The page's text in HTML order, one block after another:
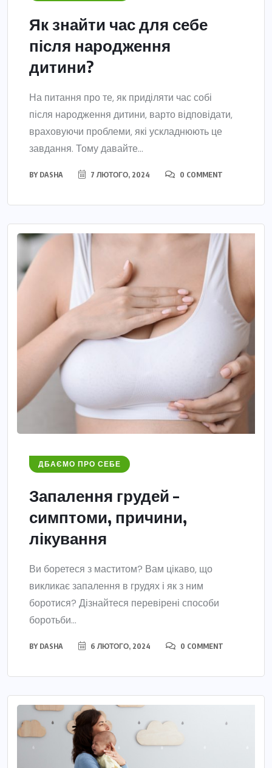
Як знайти час для себе
після народження
дитини?
На питання про те, як приділяти час собі
після народження дитини, варто відповідати,
враховуючи проблеми, які ускладнюють це
завдання. Тому давайте...
BY DASHA 7 ЛЮТОГО, 2024 0 COMMENT
ДБАЄМО ПРО СЕБЕ
Запалення грудей –
симптоми, причини,
лікування
Ви боретеся з маститом? Вам цікаво, що
викликає запалення в грудях і як з ним
боротися? Дізнайтеся перевірені способи
боротьби...
BY DASHA 6 ЛЮТОГО, 2024 0 COMMENT